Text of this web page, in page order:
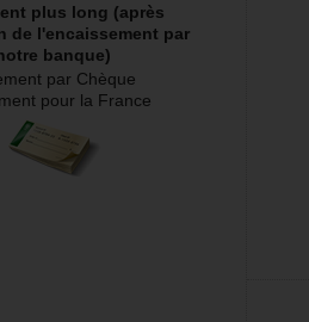
plus long (après
de l'encaissement par
banque)
par Chèque
pour la France